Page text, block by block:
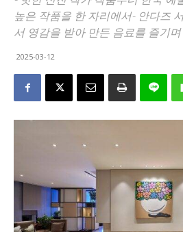
높은 작품을 한 자리에서- 안다즈
서 영감을 받아 만든 음료를 즐기
2025-03-12